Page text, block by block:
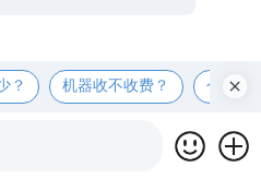
？ 机器收不收费？ 个人可